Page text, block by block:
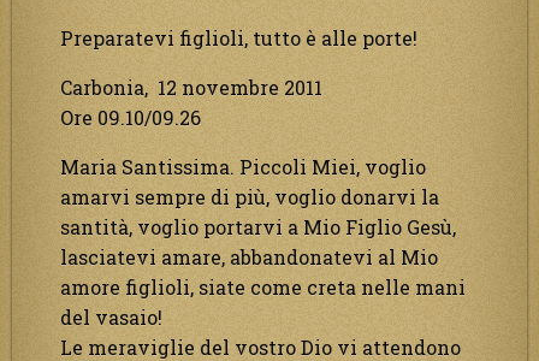
Preparatevi figlioli, tutto è alle porte!
Carbonia, 12 novembre 2011
Ore 09.10/09.26
Maria Santissima. Piccoli Miei, voglio
amarvi sempre di più, voglio donarvi la
santità, voglio portarvi a Mio Figlio Gesù,
lasciatevi amare, abbandonatevi al Mio
amore figlioli, siate come creta nelle mani
del vasaio!
Le meraviglie del vostro Dio vi attendono